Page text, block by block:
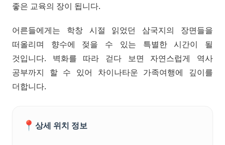
좋은 교육의 장이 됩니다.
어른들에게는 학창 시절 읽었던 삼국지의 장면들을
떠올리며 향수에 젖을 수 있는 특별한 시간이 될
것입니다. 벽화를 따라 걷다 보면 자연스럽게 역사
공부까지 할 수 있어 차이나타운 가족여행에 깊이를
더합니다.
📍 상세 위치 정보